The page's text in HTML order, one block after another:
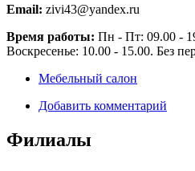
Email: zivi43@yandex.ru
Время работы: Пн - Пт: 09.00 -
Воскресенье: 10.00 - 15.00. Без
Мебельный салон
Добавить комментарий
Филиалы